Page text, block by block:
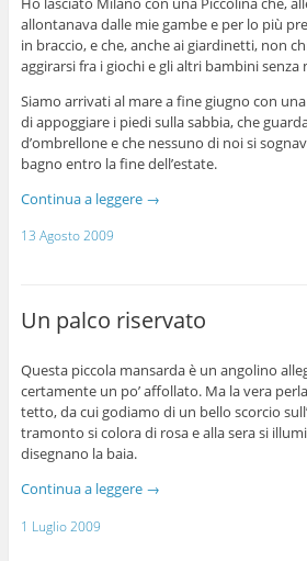
allontanava dalle mie gambe e per lo più
in braccio, e che, anche ai giardinetti, non
aggirarsi fra i giochi e gli altri bambini senza
Siamo arrivati al mare a fine giugno con
di appoggiare i piedi sulla sabbia, che
d’ombrellone e che nessuno di noi si
bagno entro la fine dell’estate.
Continua a leggere →
13 Agosto 2009
Un palco riservato
Questa piccola mansarda è un angolino
certamente un po’ affollato. Ma la vera
tetto, da cui godiamo di un bello scorcio
tramonto si colora di rosa e alla sera si
disegnano la baia.
Continua a leggere →
1 Luglio 2009